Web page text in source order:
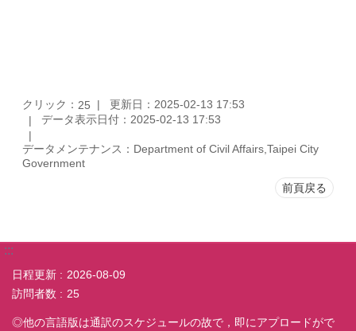
クリック： 25
更新日：2025-02-13 17:53
データ表示日付：2025-02-13 17:53
データメンテナンス：Department of Civil Affairs,Taipei City
Government
前頁戻る
:::
日程更新
2026-08-09
訪問者数
25
◎他の言語版は通訳のスケジュールの故で，即にアプロードがで